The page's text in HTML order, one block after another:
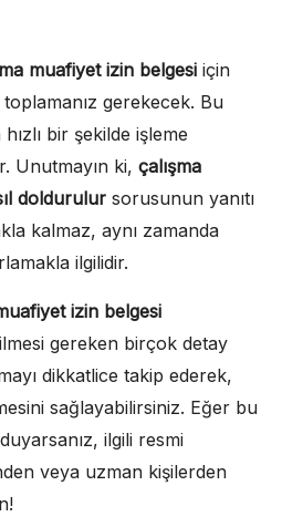
muafiyet izin belgesi için
gerekecek. Bu
bir şekilde işleme
Unutmayın ki, çalışma
doldurulur sorusunun yanıtı
kalmaz, aynı zamanda
ilgilidir.
izin belgesi
gereken birçok detay
dikkatlice takip ederek,
sağlayabilirsiniz. Eğer bu
ilgili resmi
veya uzman kişilerden